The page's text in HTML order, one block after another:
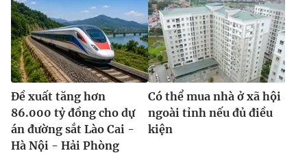
Đề xuất tăng hơn
86.000 tỷ đồng cho dự
án đường sắt Lào Cai -
Hà Nội - Hải Phòng
Có thể mua nhà ở xã hội
ngoài tỉnh nếu đủ điều
kiện